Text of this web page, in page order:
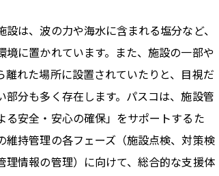
は、波の力や海水に含まれる塩分など、
に置かれています。また、施設の一部や
れた場所に設置されていたりと、目視だ
部分も多く存在します。パスコは、施設管
る安全・安心の確保」をサポートするた
維持管理の各フェーズ（施設点検、対策検
情報の管理）に向けて、総合的な支援体